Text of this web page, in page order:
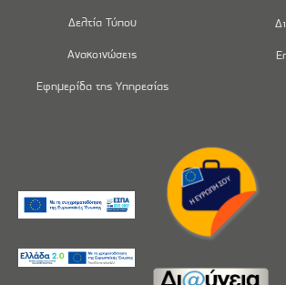
Δελτία Τύπου
Ανακοινώσεις
Εφημερίδα της Υπηρεσίας